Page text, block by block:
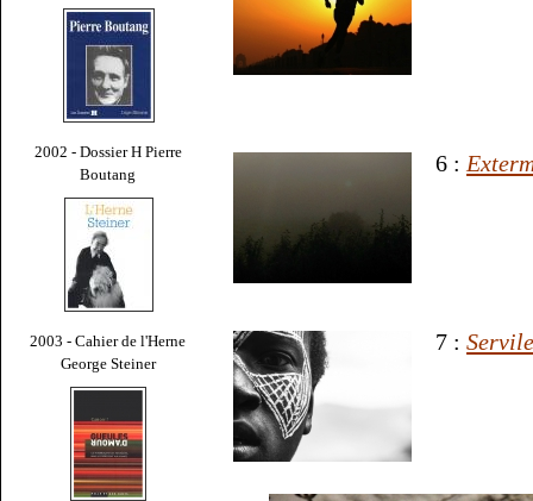
2002 - Dossier H Pierre
Boutang
2003 - Cahier de l'Herne
George Steiner
6 :
7 :